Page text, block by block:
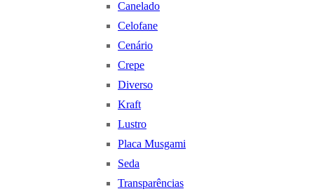
Canelado
Celofane
Cenário
Crepe
Diverso
Kraft
Lustro
Placa Musgami
Seda
Transparências